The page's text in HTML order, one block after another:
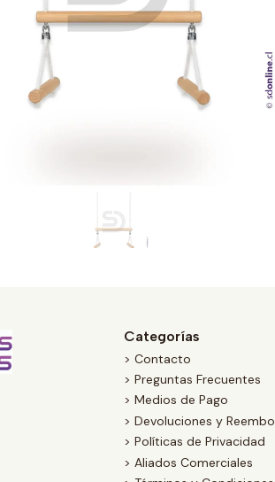
Categorías
> Contacto
> Preguntas Frecuentes
> Medios de Pago
> Devoluciones y
> Políticas de Privacidad
> Aliados Comerciales